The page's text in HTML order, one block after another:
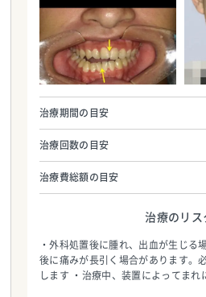
医療法人NATURALEE_さわだデンタルクリ
ニック
TEL:0729998888
医療
ニッ
治療期間の目安
治療回数の目安
治療費総額の目安
治療のリス
・外科処置後に腫れ、出血が生じる
後に痛みが長引く場合があります。
します ・治療中、装置によってまれ